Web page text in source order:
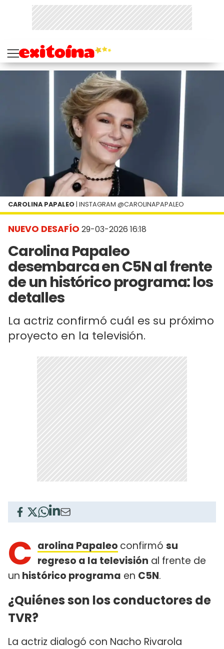
NUEVO DESAFÍO 29-03-2026 16:18
Carolina Papaleo
desembarca en C5N al frente
de un histórico programa: los
detalles
La actriz confirmó cuál es su próximo
proyecto en la televisión.
CAROLINA PAPALEO | INSTAGRAM @CAROLINAPAPALEO
C arolina Papaleo confirmó su
regreso a la televisión al frente de
un histórico programa en C5N.
¿Quiénes son los conductores de
TVR?
La actriz dialogó con Nacho Rivarola